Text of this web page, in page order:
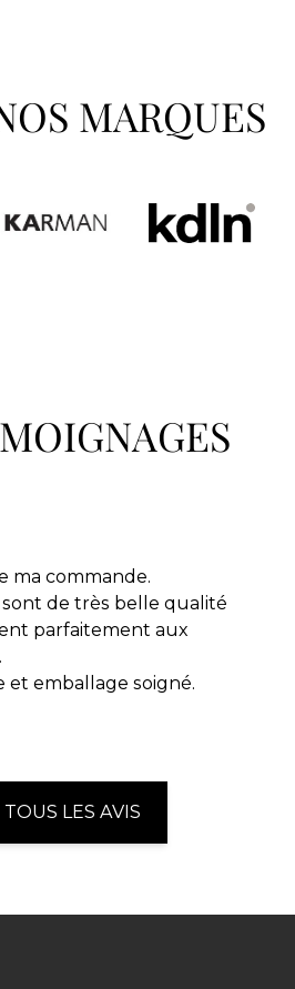
MARQUES
ma commande.
sont de très belle qualité
parfaitement aux
et emballage soigné.
LES AVIS